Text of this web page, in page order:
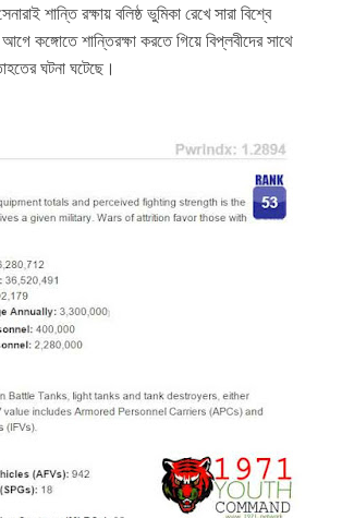
শান্তি রক্ষায় বলিষ্ঠ ভুমিকা রেখে সারা বিশ্বে
কঙ্গোতে শান্তিরক্ষা করতে গিয়ে বিপ্লবীদের সাথে
ঘটনা ঘটেছে।